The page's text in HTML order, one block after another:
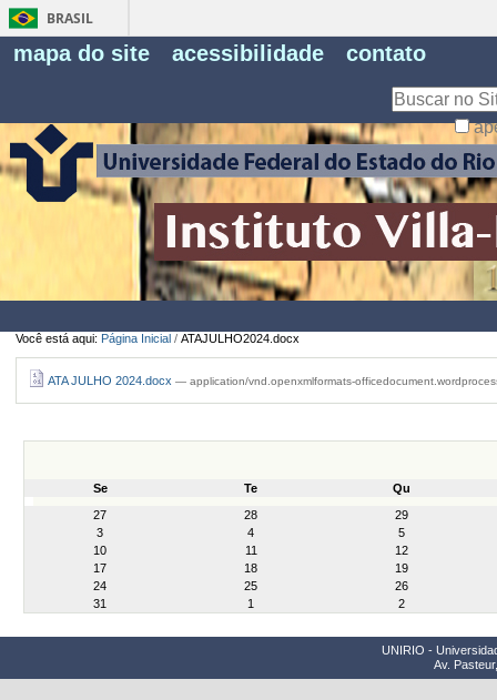
BRASIL
mapa do site acessibilidade contato
Você está aqui: Página Inicial / ATAJULHO2024.docx
ATA JULHO 2024.docx — application/vnd.openxmlformats-
Se Te
Qu
27
28
29
3
4
5
10
11
12
17
18
19
24
25
26
31
1 2
UNIRIO -
Av.